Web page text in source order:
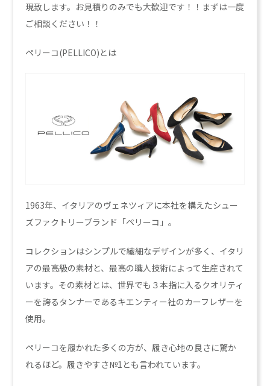
現致します。お見積りのみでも大歓迎です！！まずは一度
ご相談ください！！
ペリーコ(PELLICO)とは
1963年、イタリアのヴェネツィアに本社を構えたシュー
ズファクトリーブランド「ペリーコ」。
コレクションはシンプルで繊細なデザインが多く、イタリ
アの最高級の素材と、最高の職人技術によって生産されて
います。その素材とは、世界でも３本指に入るクオリティ
ーを誇るタンナーであるキエンティー社のカーフレザーを
使用。
ペリーコを履かれた多くの方が、履き心地の良さに驚か
れるほど。履きやすさ№1とも言われています。